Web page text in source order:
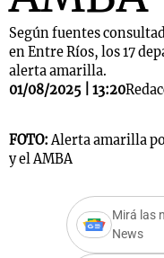
Según fuentes
en Entre Ríos, los 17
alerta amarilla.
01/08/2025 | 13:20
FOTO:Alerta amarilla
y el AMBA
Mirá las
News